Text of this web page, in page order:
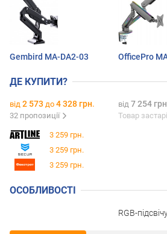
Gembird MA-DA2-03 OfficePro
ДЕ КУПИТИ?
від 2 573 до 4 328 грн.
32 пропозиції
від 7 254
Товар
3 259 грн.
3 259 грн.
3 259 грн.
ОСОБЛИВОСТІ
RGB-